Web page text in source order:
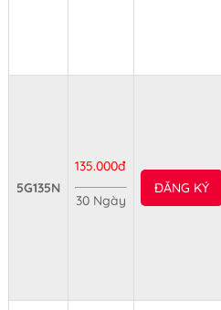
5G135N
135.000đ
30 Ngày
ĐĂNG KÝ